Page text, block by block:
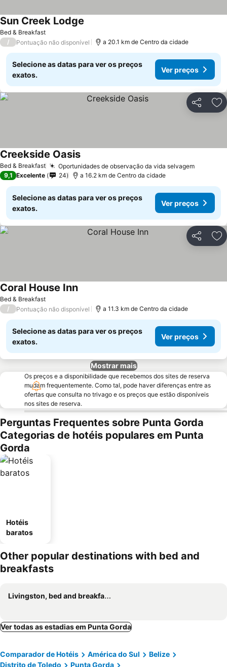
Bed & Breakfast
Sun Creek Lodge
/ Pontuação não disponível a 20.1 km de Centro da cidade
Selecione as datas para ver os preços
exatos.
Ver preços
Partilhar
Bed & Breakfast Oportunidades de observação da vida selvagemVer
Creekside OasisVer preços
9,1 Excelente 24 a 16.2 km de Centro da cidade
Selecione as datas para ver os preços
exatos.
Ver preços
Partilhar
Bed & Breakfast
Coral House InnVer preços
/ Pontuação não disponível a 11.3 km de Centro da cidade
Selecione as datas para ver os preços
exatos.
Ver preços
Mostrar mais
Os preços e a disponibilidade que recebemos dos sites de reserva
mudam frequentemente. Como tal, pode haver diferenças entre as
ofertas que consulta no trivago e os preços que estão disponíveis
nos sites de reserva.
Perguntas Frequentes sobre Punta Gorda
Categorias de hotéis populares em Punta
Gorda
Hotéis
baratos
Other popular destinations with bed and
breakfasts
Livingston, bed and breakfasts
Ver todas as estadias em Punta Gorda
Comparador de Hotéis América do Sul
Belize
Distrito de Toledo
Punta Gorda